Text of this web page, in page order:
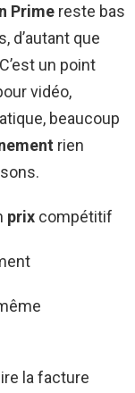
Prime reste bas
d’autant que
un point
vidéo,
beaucoup
rien
prix compétitif
la facture